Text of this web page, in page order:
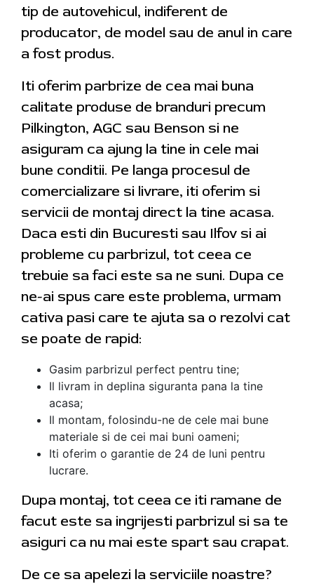
tip de autovehicul, indiferent de
producator, de model sau de anul in care
a fost produs.
Iti oferim parbrize de cea mai buna
calitate produse de branduri precum
Pilkington, AGC sau Benson si ne
asiguram ca ajung la tine in cele mai
bune conditii. Pe langa procesul de
comercializare si livrare, iti oferim si
servicii de montaj direct la tine acasa.
Daca esti din Bucuresti sau Ilfov si ai
probleme cu parbrizul, tot ceea ce
trebuie sa faci este sa ne suni. Dupa ce
ne-ai spus care este problema, urmam
cativa pasi care te ajuta sa o rezolvi cat
se poate de rapid:
Gasim parbrizul perfect pentru tine;
Il livram in deplina siguranta pana la tine
acasa;
Il montam, folosindu-ne de cele mai bune
materiale si de cei mai buni oameni;
Iti oferim o garantie de 24 de luni pentru
lucrare.
Dupa montaj, tot ceea ce iti ramane de
facut este sa ingrijesti parbrizul si sa te
asiguri ca nu mai este spart sau crapat.
De ce sa apelezi la serviciile noastre?